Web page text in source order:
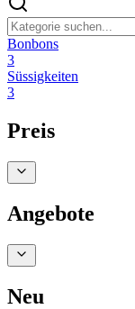
Bonbons
3
Süssigkeiten
3
Preis
Angebote
Neu